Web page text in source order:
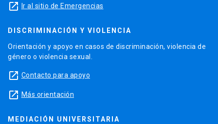
launch Ir al sitio de Emergencias
DISCRIMINACIÓN Y VIOLENCIA
Orientación y apoyo en casos de discriminación, violencia de
género o violencia sexual.
launch Contacto para apoyo
launch Más orientación
MEDIACIÓN UNIVERSITARIA